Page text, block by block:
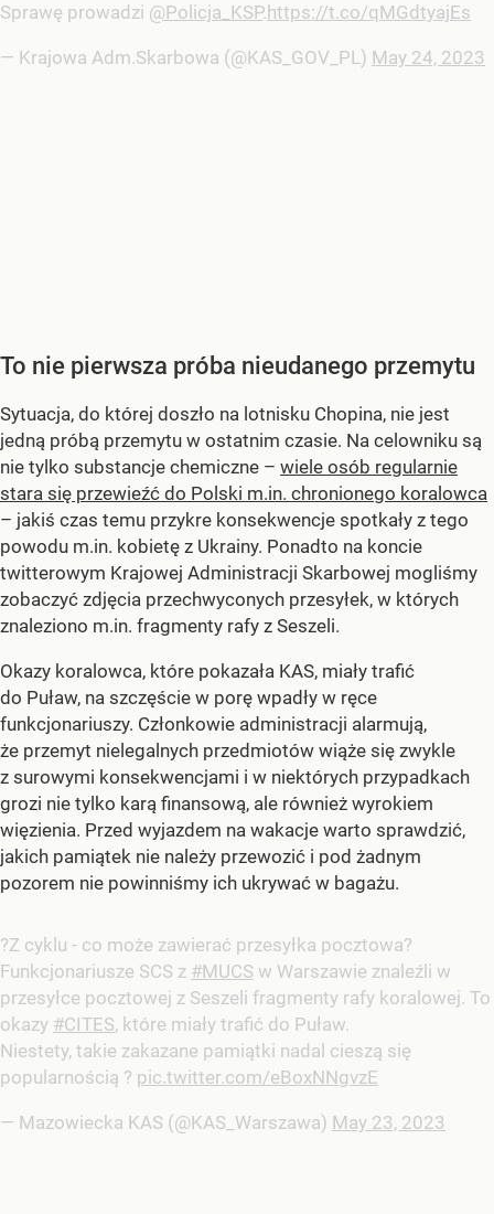
Sprawę prowadzi @Policja_KSP. https://t.co/qMGdtyajEs
— Krajowa Adm.Skarbowa (@KAS_GOV_PL) May 24, 2023
To nie pierwsza próba nieudanego przemytu
Sytuacja, do której doszło na lotnisku Chopina, nie jest
jedną próbą przemytu w ostatnim czasie. Na celowniku są
nie tylko substancje chemiczne – wiele osób regularnie
stara się przewieźć do Polski m.in. chronionego koralowca
– jakiś czas temu przykre konsekwencje spotkały z tego
powodu m.in. kobietę z Ukrainy. Ponadto na koncie
twitterowym Krajowej Administracji Skarbowej mogliśmy
zobaczyć zdjęcia przechwyconych przesyłek, w których
znaleziono m.in. fragmenty rafy z Seszeli.
Okazy koralowca, które pokazała KAS, miały trafić
do Puław, na szczęście w porę wpadły w ręce
funkcjonariuszy. Członkowie administracji alarmują,
że przemyt nielegalnych przedmiotów wiąże się zwykle
z surowymi konsekwencjami i w niektórych przypadkach
grozi nie tylko karą finansową, ale również wyrokiem
więzienia. Przed wyjazdem na wakacje warto sprawdzić,
jakich pamiątek nie należy przewozić i pod żadnym
pozorem nie powinniśmy ich ukrywać w bagażu.
?Z cyklu - co może zawierać przesyłka pocztowa?
Funkcjonariusze SCS z #MUCS w Warszawie znaleźli w
przesyłce pocztowej z Seszeli fragmenty rafy koralowej. To
okazy #CITES, które miały trafić do Puław.
Niestety, takie zakazane pamiątki nadal cieszą się
popularnością ? pic.twitter.com/eBoxNNgvzE
— Mazowiecka KAS (@KAS_Warszawa) May 23, 2023